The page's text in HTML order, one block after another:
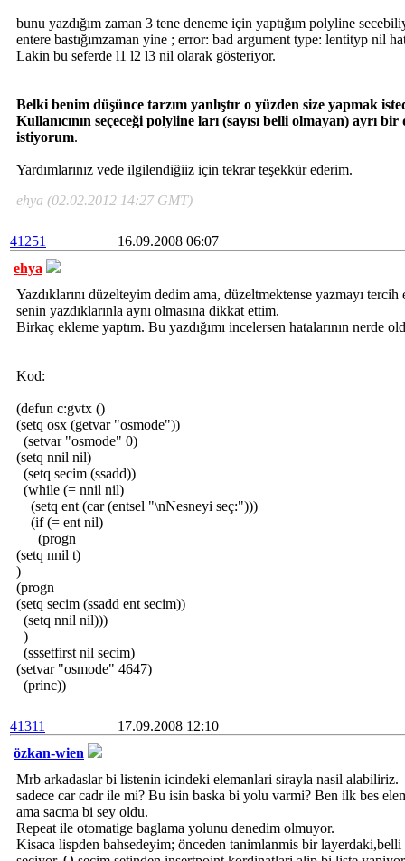
bunu yazdığım zaman 3 tene deneme için yaptığım polyline
entere bastığımzaman yine ; error: bad argument type: lentityp nil
Lakin bu seferde l1 l2 l3 nil olarak gösteriyor.
Belki benim düşünce tarzım yanlıştır o yüzden size yapmak
Kullanıcının seçeceği polyline ları (sayısı belli olmayan) ayrı
istiyorum.
Yardımlarınız vede ilgilendiğiiz için tekrar teşekkür ederim.
ehya (02.02.2012 14:27 GMT)
41251
16.09.2008 06:07
ehya
Yazdıklarını düzelteyim dedim ama, düzeltmektense yazmayı
senin yazdıklarınla aynı olmasına dikkat ettim.
Birkaç ekleme yaptım. Bu yazdığımı incelersen hatalarının nerde
Kod:
(defun c:gvtx ()
(setq osx (getvar "osmode"))
(setvar "osmode" 0)
(setq nnil nil)
(setq secim (ssadd))
(while (= nnil nil)
(setq ent (car (entsel "\nNesneyi seç:")))
(if (= ent nil)
(progn
(setq nnil t)
)
(progn
(setq secim (ssadd ent secim))
(setq nnil nil)))
)
(sssetfirst nil secim)
(setvar "osmode" 4647)
(princ))
41311
17.09.2008 12:10
özkan-wien
Mrb arkadaslar bi listenin icindeki elemanlari sirayla nasil alabiliriz.
sadece car cadr ile mi? Bu isin baska bi yolu varmi? Ben ilk bes
ama sacma bi sey oldu.
Repeat ile otomatige baglama yolunu denedim olmuyor.
Kisaca lispden bahsedeyim; önceden tanimlanmis bir